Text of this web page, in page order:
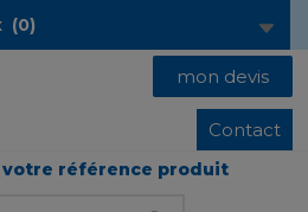
(0)
mon devis
Contact
référence produit